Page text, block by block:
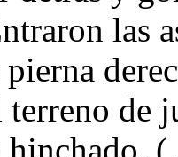
las
terreno
hinchado.